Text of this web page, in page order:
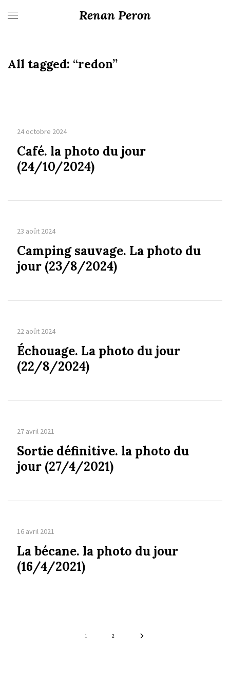
Renan Peron
All tagged: “redon”
24 octobre 2024
Café. la photo du jour
(24/10/2024)
23 août 2024
Camping sauvage. La photo du
jour (23/8/2024)
22 août 2024
Échouage. La photo du jour
(22/8/2024)
27 avril 2021
Sortie définitive. la photo du
jour (27/4/2021)
16 avril 2021
La bécane. la photo du jour
(16/4/2021)
1 2